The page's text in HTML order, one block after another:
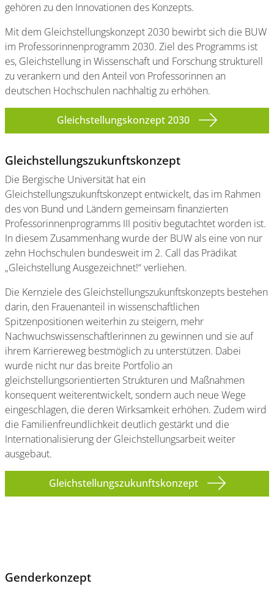
gehören zu den Innovationen des Konzepts.
Mit dem Gleichstellungskonzept 2030 bewirbt sich die BUW
im Professorinnenprogramm 2030. Ziel des Programms ist
es, Gleichstellung in Wissenschaft und Forschung strukturell
zu verankern und den Anteil von Professorinnen an
deutschen Hochschulen nachhaltig zu erhöhen.
Gleichstellungskonzept 2030
Gleichstellungszukunftskonzept
Die Bergische Universität hat ein
Gleichstellungszukunftskonzept entwickelt, das im Rahmen
des von Bund und Ländern gemeinsam finanzierten
Professorinnenprogramms III positiv begutachtet worden ist.
In diesem Zusammenhang wurde der BUW als eine von nur
zehn Hochschulen bundesweit im 2. Call das Prädikat
„Gleichstellung Ausgezeichnet!“ verliehen.
Die Kernziele des Gleichstellungszukunftskonzepts bestehen
darin, den Frauenanteil in wissenschaftlichen
Spitzenpositionen weiterhin zu steigern, mehr
Nachwuchswissenschaftlerinnen zu gewinnen und sie auf
ihrem Karriereweg bestmöglich zu unterstützen. Dabei
wurde nicht nur das breite Portfolio an
gleichstellungsorientierten Strukturen und Maßnahmen
konsequent weiterentwickelt, sondern auch neue Wege
eingeschlagen, die deren Wirksamkeit erhöhen. Zudem wird
die Familienfreundlichkeit deutlich gestärkt und die
Internationalisierung der Gleichstellungsarbeit weiter
ausgebaut.
Gleichstellungszukunftskonzept
Genderkonzept